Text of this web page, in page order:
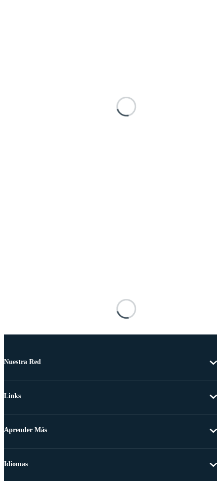
Nuestra Red
Links
Aprender Más
Idiomas